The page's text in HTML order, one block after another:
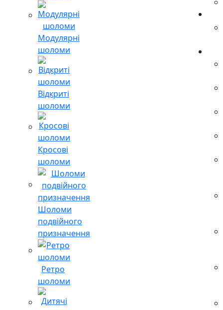
Модулярні
шоломи
Відкриті
шоломи
Кросові
шоломи
Шоломи
подвійного
призначення
Ретро
шоломи